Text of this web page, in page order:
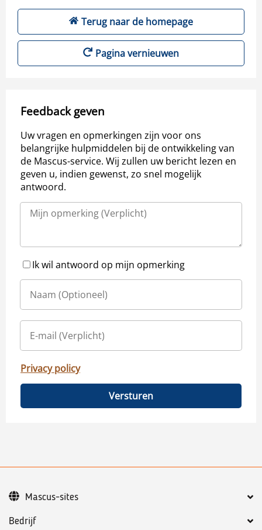
Terug naar de homepage
Pagina vernieuwen
Feedback geven
Uw vragen en opmerkingen zijn voor ons
belangrijke hulpmiddelen bij de ontwikkeling van
de Mascus-service. Wij zullen uw bericht lezen en
geven u, indien gewenst, zo snel mogelijk
antwoord.
Ik wil antwoord op mijn opmerking
Privacy policy
Versturen
Bedrijf
Mascus-sites